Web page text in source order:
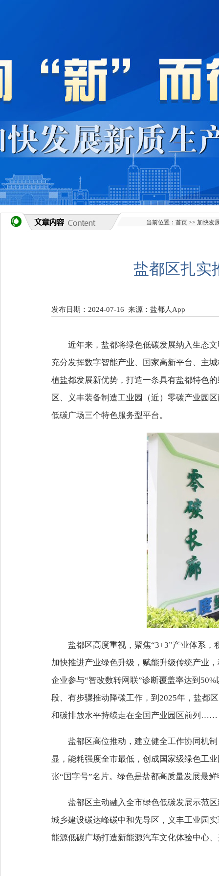
当前位置： 首页 >> 加快发
盐都区扎实
发布日期：2024-07-16 来源：盐都人App
近年来，盐都将绿色低碳发展纳入生态
充分发挥数字智能产业、国家高新平台、主
植盐都发展新优势，打造一条具有盐都特色
区、义丰装备制造工业园（近）零碳产业园
低碳广场三个特色服务型平台。
盐都区高度重视， 聚焦“3+3”产业体系，
加快推进产业绿色升级，赋能升级传统产业
企业参与“智改数转网联”诊断覆盖率达到
段、有步骤推动降碳工作，到2025年，盐都
和碳排放水平持续走在全国产业园区前列……
盐都区高位推动，建立健全工作协同机
显，能耗强度全市最低，创成国家级绿色工
张“国字号”名片。绿色是盐都高质量发展最
盐都区主动融入全市绿色低碳发展示范
城乡建设碳达峰碳中和先导区，义丰工业园
能源低碳广场打造新能源汽车文化体验中心